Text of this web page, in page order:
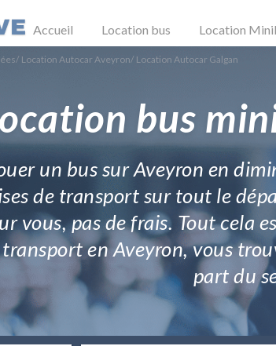
Accueil Location bus Location
/ Location Autocar Aveyron/ Location Autocar Galgan
bus
un bus sur Aveyron en
de transport sur tout le
vous, pas de frais. Tout cela
en Aveyron, vous
part du